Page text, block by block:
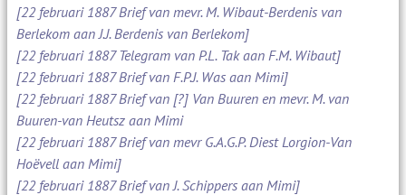
[22 februari 1887 Brief van mevr. M. Wibaut-Berdenis van
Berlekom aan J.J. Berdenis van Berlekom]
[22 februari 1887 Telegram van P.L. Tak aan F.M. Wibaut]
[22 februari 1887 Brief van F.P.J. Was aan Mimi]
[22 februari 1887 Brief van [?] Van Buuren en mevr. M. van
Buuren-van Heutsz aan Mimi
[22 februari 1887 Brief van mevr G.A.G.P. Diest Lorgion-Van
Hoëvell aan Mimi]
[22 februari 1887 Brief van J. Schippers aan Mimi]